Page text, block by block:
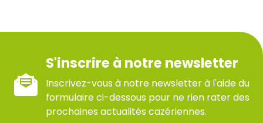
S'inscrire à notre newsletter
Inscrivez-vous à notre newsletter à l'aide du
formulaire ci-dessous pour ne rien rater des
prochaines actualités cazériennes.